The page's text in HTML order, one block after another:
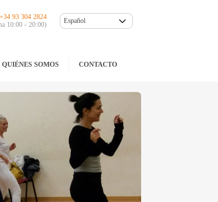
93 304 2824
10:00 - 20:00)
Español
QUIÉNES SOMOS CONTACTO